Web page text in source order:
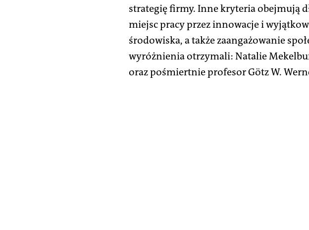
strategię firmy. Inne kryteria obejmują
miejsc pracy przez innowacje i
środowiska, a także zaangażowanie
wyróżnienia otrzymali: Natalie
oraz pośmiertnie profesor Götz W.